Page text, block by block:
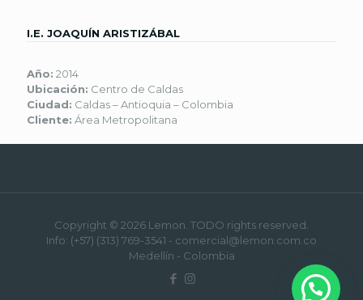
I.E. JOAQUÍN ARISTIZÁBAL
Año: 2014
Ubicación: Centro de Caldas
Ciudad: Caldas – Antioquia – Colombia
Cliente: Área Metropolitana
Copyright © 2026 Lemon. TODO rights reserved.
Info: (+57) (313) 769-3541 - comercial@lemon.com.co
Medellín - Colombia